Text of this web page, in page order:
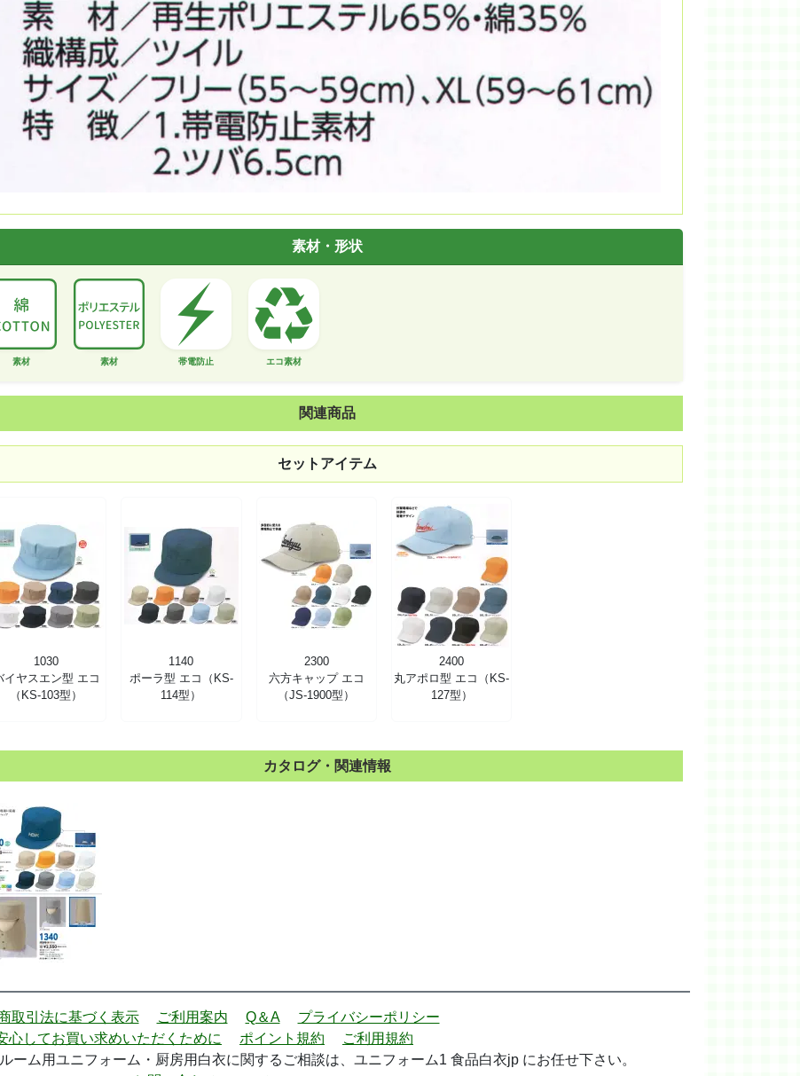
素材・形状
素材 素材 帯電防止 エコ素材
関連商品
セットアイテム
1030
イヤスエン型 エコ
（KS-103型）
1140
ポーラ型 エコ（KS-
114型）
2300
六方キャップ エコ
（JS-1900型）
2400
丸アポロ型 エコ（KS-
127型）
カタログ・関連情報
取引法に基づく表示 ご利用案内 Q＆A
プライバシーポリシー
心してお買い求めいただくために
ポイント規約
ご利用規約
ーム用ユニフォーム・厨房用白衣に関するご相談は、ユニフォーム1 食品白衣jp にお任せ下さい。